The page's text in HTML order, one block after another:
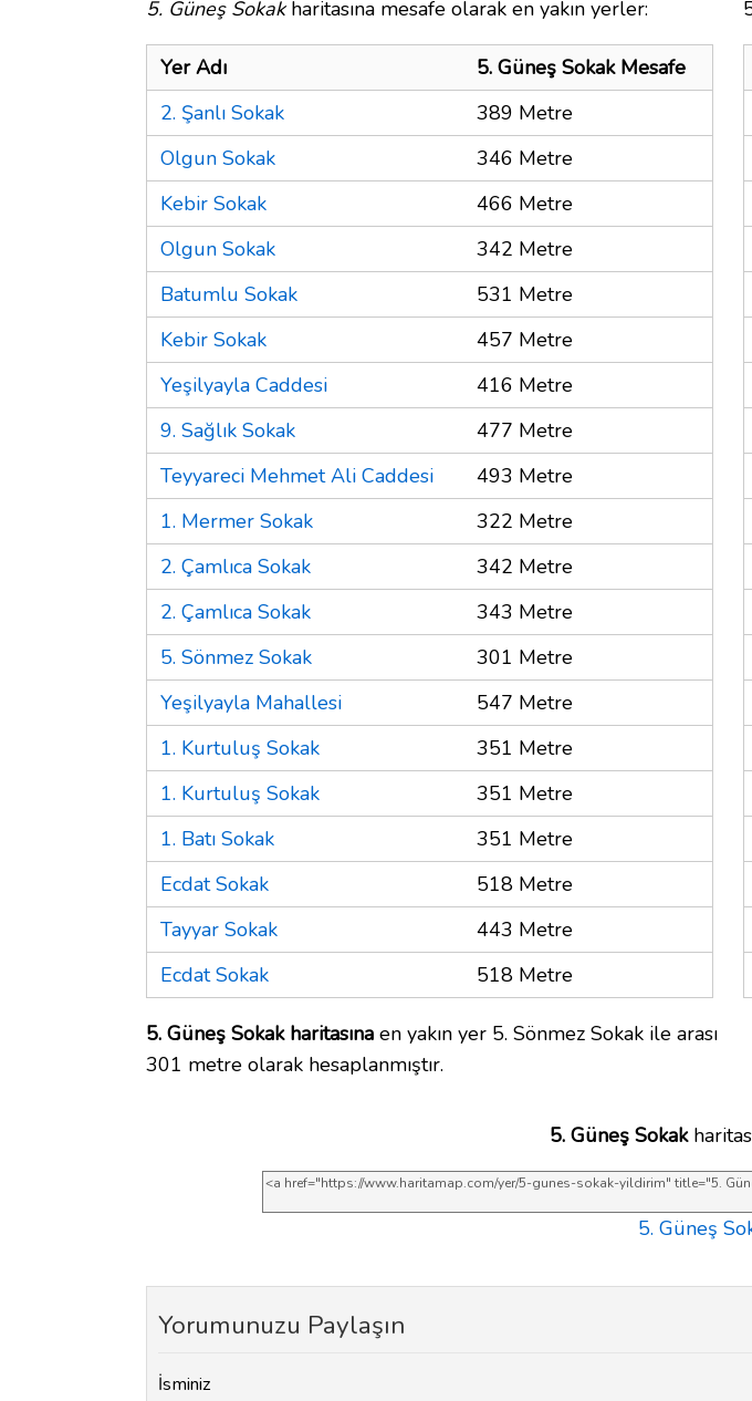
5. Güneş Sokakharitasına mesafe olarak en yakın yerler:
Yer Adı
5. Güneş Sokak Mesafe
2. Şanlı Sokak
389 Metre
Olgun Sokak
346 Metre
Kebir Sokak
466 Metre
Olgun Sokak
342 Metre
Batumlu Sokak
531 Metre
Kebir Sokak
457 Metre
Yeşilyayla Caddesi
416 Metre
9. Sağlık Sokak
477 Metre
Teyyareci Mehmet Ali Caddesi
493 Metre
1. Mermer Sokak
322 Metre
2. Çamlıca Sokak
342 Metre
2. Çamlıca Sokak
343 Metre
5. Sönmez Sokak
301 Metre
Yeşilyayla Mahallesi
547 Metre
1. Kurtuluş Sokak
351 Metre
1. Kurtuluş Sokak
351 Metre
1. Batı Sokak
351 Metre
Ecdat Sokak
518 Metre
Tayyar Sokak
443 Metre
Ecdat Sokak
518 Metre
5. Güneş Sokak haritasına en yakın yer 5. Sönmez Sokak ile arası
301 metre olarak hesaplanmıştır.
5. Güneş Sokak
5. Güneş
Yorumunuzu Paylaşın
İsminiz